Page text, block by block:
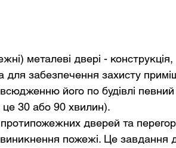
металеві двері -
для забезпечення захисту
його по будівлі певний
це 30 або 90 хвилин).
дверей та
пожежі. Це завдання